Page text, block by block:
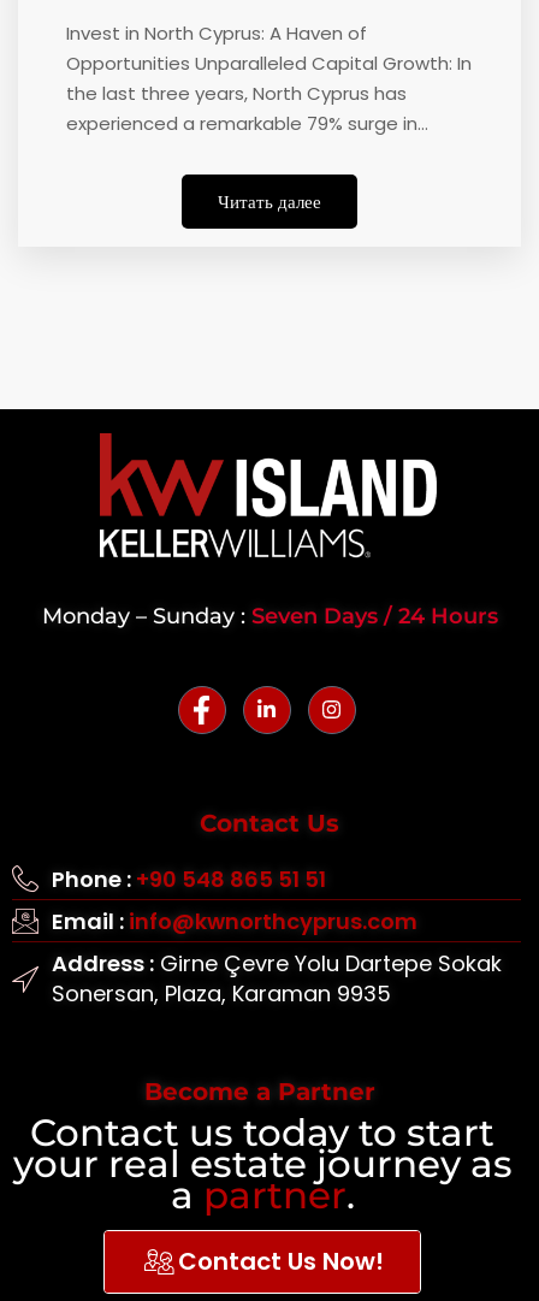
Invest in North Cyprus: A Haven of
Opportunities Unparalleled Capital Growth: In
the last three years, North Cyprus has
experienced a remarkable 79% surge in…
Читать далее
Monday – Sunday : Seven Days / 24 Hours
Contact Us
Phone : +90 548 865 51 51
Email : info@kwnorthcyprus.com
Address :Girne Çevre Yolu Dartepe Sokak
Sonersan, Plaza, Karaman 9935
Become a Partner
Contact us today to start
your real estate journey as
a partner.
Contact Us Now!